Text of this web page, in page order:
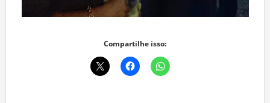
Compartilhe isso: